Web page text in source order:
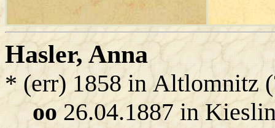
Hasler, Anna
* (err) 1858 in Altlomnitz
oo26.04.1887 in